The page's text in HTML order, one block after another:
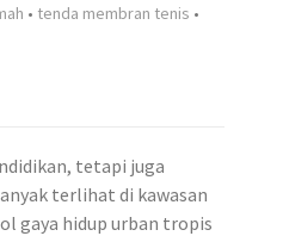
• tenda membran tenis •
tetapi juga
terlihat di kawasan
gaya hidup urban tropis